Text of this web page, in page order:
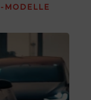
MODELLE